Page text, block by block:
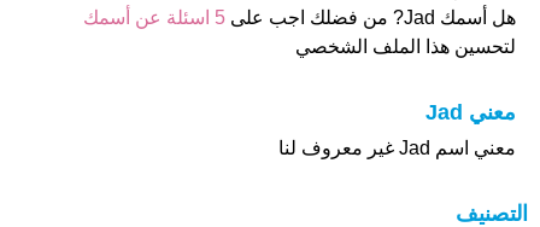
هل أسمك Jad? من فضلك اجب على
5 اسئلة عن أسمك
لتحسين هذا الملف الشخصي
معني Jad
معني اسم Jad غير معروف لنا
التصنيف